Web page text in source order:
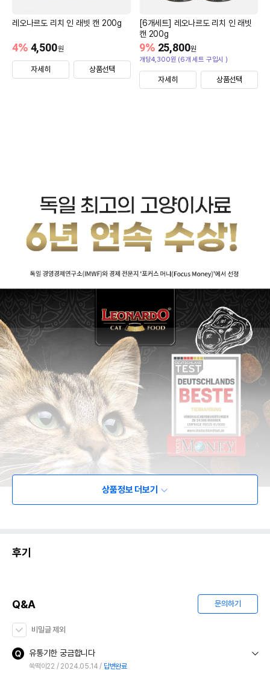
레오나르도 리치 인 래빗 캔 200g
4,500원
4%
자세히 상품선택
[6개세트] 레오나르도 리치 인 래빗
캔 200g
25,800원
9%
개당4,300원 (6개 세트 구입시 )
자세히 상품선택
상품정보 더보기
후기
Q&A 문의하기
비밀글 제외
유통기한 궁금합니다
쑥떡이22 2024.05.14 답변완료